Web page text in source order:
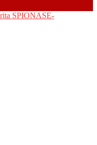
SPIONASE-